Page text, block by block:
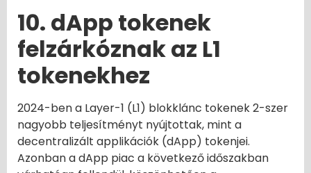
10. dApp tokenek
felzárkóznak az L1
tokenekhez
2024-ben a Layer-1 (L1) blokklánc tokenek 2-szer
nagyobb teljesítményt nyújtottak, mint a
decentralizált applikációk (dApp) tokenjei.
Azonban a dApp piac a következő időszakban